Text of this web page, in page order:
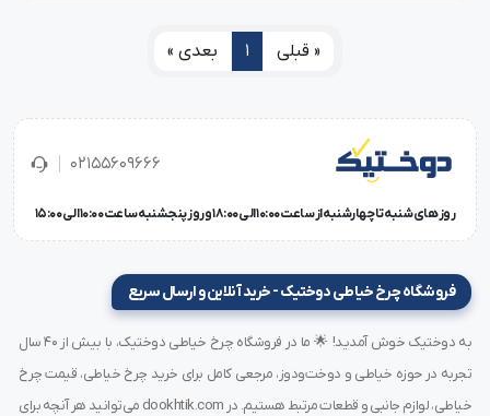
« قبلی 1 بعدی »
02155609666
روز های شنبه تا چهارشنبه از ساعت 10:00 الی 18:00 و روز پنجشنبه ساعت 10:00 الی 15:00
فروشگاه چرخ خیاطی دوختیک - خرید آنلاین و ارسال سریع
به دوختیک خوش آمدید! 🌟 ما در فروشگاه چرخ خیاطی دوختیک، با بیش از ۴۰ سال
تجربه در حوزه خیاطی و دوخت‌ودوز، مرجعی کامل برای خرید چرخ خیاطی، قیمت چرخ
خیاطی، لوازم جانبی و قطعات مرتبط هستیم. در dookhtik.com می‌توانید هر آنچه برای